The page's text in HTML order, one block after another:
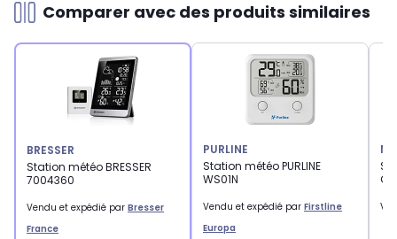
Comparer avec des produits similaires
BRESSER
Station météo BRESSER
7004360
Vendu et expédié par Bresser
France
PURLINE
Station météo PURLINE
WS01N
Vendu et expédié par Firstline
Europa